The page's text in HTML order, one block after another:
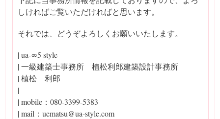
しければご覧いただければと思います。
それでは、どうぞよろしくお願いいたします。
| ua-∞5 style
| 一級建築士事務所 植松利郎建築設計事務所
| 植松 利郎
|
| mobile：080-3399-5383
| mail：uematsu@ua-style.com